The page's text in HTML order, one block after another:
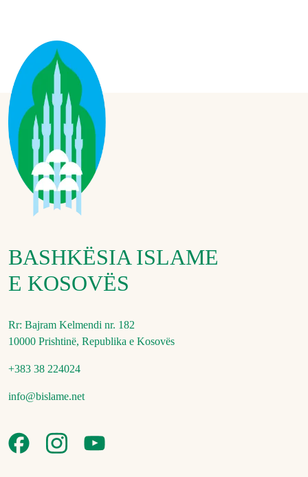
BASHKËSIA ISLAME
E KOSOVËS
Rr: Bajram Kelmendi nr. 182
10000 Prishtinë, Republika e Kosovës
+383 38 224024
info@bislame.net